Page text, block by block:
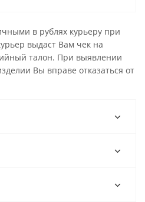
в рублях курьеру при
выдаст Вам чек на
талон. При выявлении
Вы вправе отказаться от